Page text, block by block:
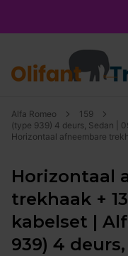
Alfa Romeo
159
(type 939) 4 deurs, Sedan |
Horizontaal afneembare
Horizontaal
trekhaak +
kabelset |
939) 4